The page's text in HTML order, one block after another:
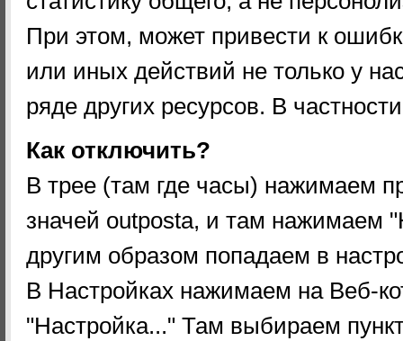
При этом, может привести к
или иных действий не только у
ряде других ресурсов. В
Как отключить?
В трее (там где часы) нажимаем
значей outposta, и там нажимаем
другим образом попадаем в
В Настройках нажимаем на Веб-
"Настройка..." Там выбираем